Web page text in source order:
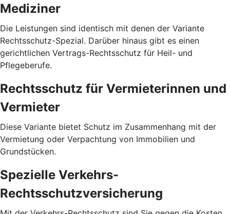
Mediziner
Die Leistungen sind identisch mit denen der Variante
Rechtsschutz-Spezial. Darüber hinaus gibt es einen
gerichtlichen Vertrags-Rechtsschutz für Heil- und
Pflegeberufe.
Rechtsschutz für Vermieterinnen und
Vermieter
Diese Variante bietet Schutz im Zusammenhang mit der
Vermietung oder Verpachtung von Immobilien und
Grundstücken.
Spezielle Verkehrs-
Rechtsschutzversicherung